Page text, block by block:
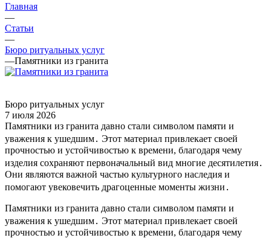
Главная
—
Статьи
—
Бюро ритуальных услуг
—Памятники из гранита
Бюро ритуальных услуг
7 июля 2026
Памятники из гранита давно стали символом памяти и
уважения к ушедшим․ Этот материал привлекает своей
прочностью и устойчивостью к времени, благодаря чему
изделия сохраняют первоначальный вид многие десятилетия․
Они являются важной частью культурного наследия и
помогают увековечить драгоценные моменты жизни․
Памятники из гранита давно стали символом памяти и
уважения к ушедшим․ Этот материал привлекает своей
прочностью и устойчивостью к времени, благодаря чему